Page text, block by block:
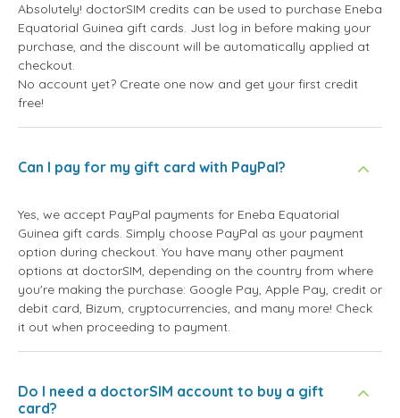
Absolutely! doctorSIM credits can be used to purchase Eneba
Equatorial Guinea gift cards. Just log in before making your
purchase, and the discount will be automatically applied at
checkout.
No account yet? Create one now and get your first credit
free!
Can I pay for my gift card with PayPal?
Yes, we accept PayPal payments for Eneba Equatorial
Guinea gift cards. Simply choose PayPal as your payment
option during checkout. You have many other payment
options at doctorSIM, depending on the country from where
you're making the purchase: Google Pay, Apple Pay, credit or
debit card, Bizum, cryptocurrencies, and many more! Check
it out when proceeding to payment.
Do I need a doctorSIM account to buy a gift
card?